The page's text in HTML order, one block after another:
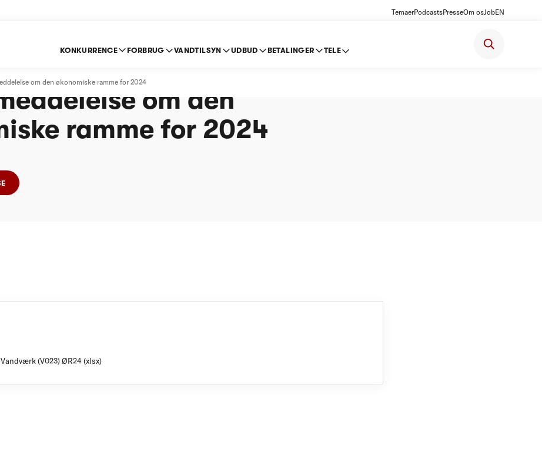
TemaerPodcastsPresseOm osJobEN
KONKURRENCE FORBRUG VANDTILSYN UDBUD BETALINGER TELE
om den økonomiske ramme for 2024
om den
ramme for 2024
(V023) ØR24 (xlsx)